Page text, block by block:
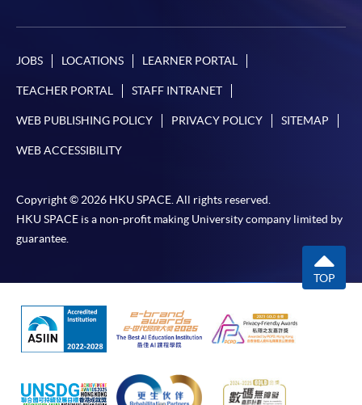
免責聲明
本學院會力求在有關網頁上刊載的資訊正確和合時，但本學院
卻不能為這些資訊作出任何明確或隱含的保證。本學院尤其不
因所導致的任何損失，一概不負責；上述原因包括：（1）由
付款銀行或獨立商戶因為付款的網關在處理付款的信用卡、付
款卡、智能卡或其他付款的設施時出現任何信息或資訊傳送的
失誤、延誤、中斷、中止、或限制（2）從付款的網關傳送而
來的任何信息或資訊中出現的疏忽、錯誤、誤差或遺漏；
（3）付款的網關在完成網上付款時出現的故障、失靈、或失
誤；（4）任何由付款的網關引起或與付款的網關相關的原
因，包括未獲授權進入、資料傳送的改動、任何非法行為等。
JOBS LOCATIONS LEARNER PORTAL
TEACHER PORTAL STAFF INTRANET
WEB PUBLISHING POLICY PRIVACY POLICY SITEMAP
WEB ACCESSIBILITY
Copyright © 2026 HKU SPACE. All rights reserved.
HKU SPACE is a non-profit making University company limited by
guarantee.
TOP